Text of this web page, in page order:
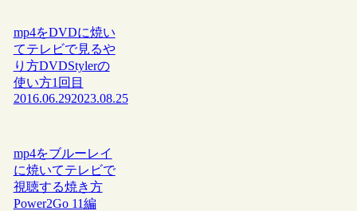
mp4をDVDに焼い
てテレビで見るや
り方DVDStylerの
使い方1回目
2016.06.292023.08.25
mp4をブルーレイ
に焼いてテレビで
視聴する焼き方
Power2Go 11編